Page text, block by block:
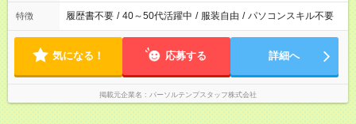
特徴 履歴書不要 / 40～50代活躍中 / 服装自由 / パソコンスキル不要
気になる！ 応募する 詳細へ
掲載元企業名 パーソルテンプスタッフ株式会社